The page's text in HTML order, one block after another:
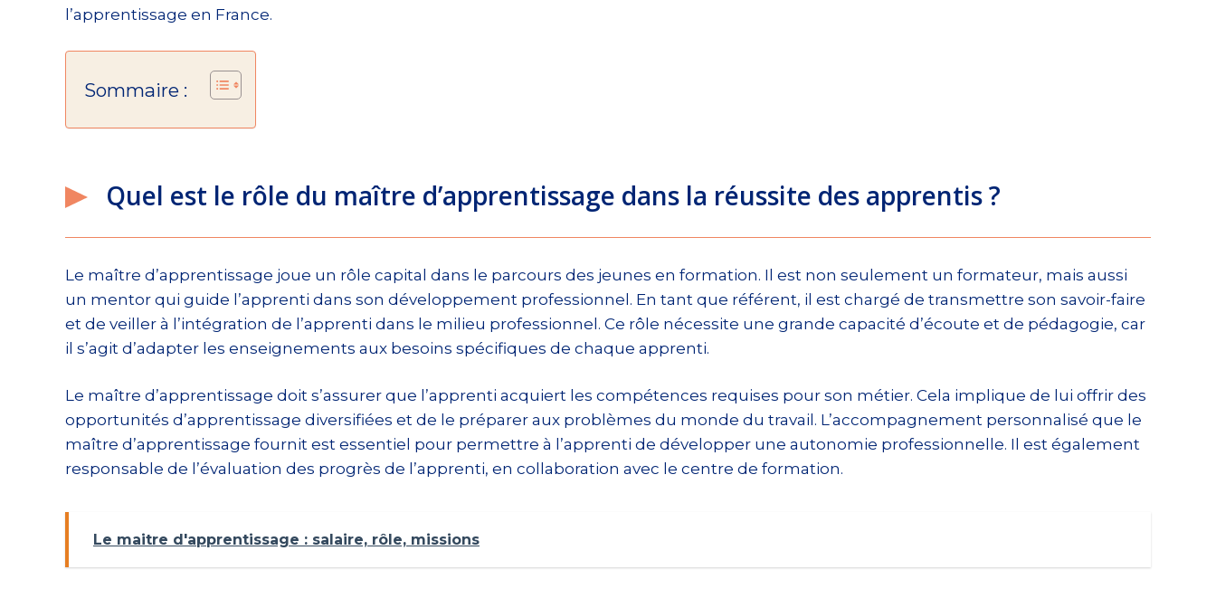
l’apprentissage en France.
Sommaire :
Quel est le rôle du maître d’apprentissage dans la réussite des apprentis ?
Le maître d’apprentissage joue un rôle capital dans le parcours des jeunes en formation. Il est non seulement un formateur, mais aussi
un mentor qui guide l’apprenti dans son développement professionnel. En tant que référent, il est chargé de transmettre son savoir-faire
et de veiller à l’intégration de l’apprenti dans le milieu professionnel. Ce rôle nécessite une grande capacité d’écoute et de pédagogie, car
il s’agit d’adapter les enseignements aux besoins spécifiques de chaque apprenti.
Le maître d’apprentissage doit s’assurer que l’apprenti acquiert les compétences requises pour son métier. Cela implique de lui offrir des
opportunités d’apprentissage diversifiées et de le préparer aux problèmes du monde du travail. L’accompagnement personnalisé que le
maître d’apprentissage fournit est essentiel pour permettre à l’apprenti de développer une autonomie professionnelle. Il est également
responsable de l’évaluation des progrès de l’apprenti, en collaboration avec le centre de formation.
Le maitre d'apprentissage : salaire, rôle, missions